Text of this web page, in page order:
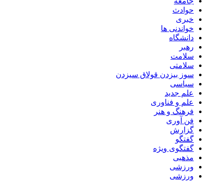
حوادث
خبری
خواندنی ها
دانشگاه
رهبر
سلامت
سلامتی
سوز بیزدن قولاق سیزدن
سیاسی
علم جدید
علم و فناوری
فرهنگ و هنر
فن آوری
گزارش
گفتگو
گفتگوی ویژه
مذهبی
ورزشی
ورزشی